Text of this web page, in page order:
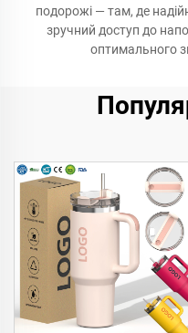
подорожі — там, де
зручний доступ до
оптимального